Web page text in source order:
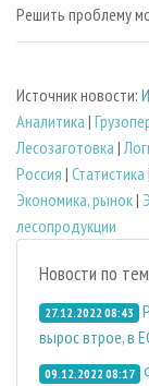
Решить проблему
Источник новости:
Аналитика |
Лесозаготовка |
Россия | Статистика |
Экономика, рынок|
лесопродукции
Новости по
27.12.2022 08:43
вырос втрое, в
09.12.2022 08:17